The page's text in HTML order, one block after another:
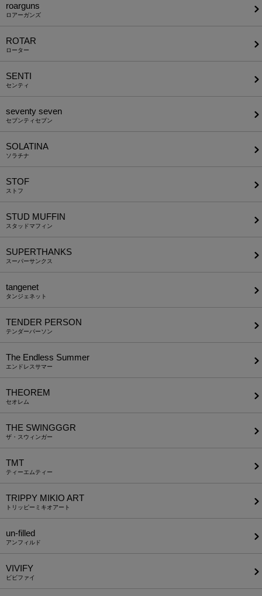
roarguns
ロアーガンズ
ROTAR
ローター
SENTI
センティ
seventy seven
セブンティセブン
SOLATINA
ソラチナ
STOF
ストフ
STUD MUFFIN
スタッドマフィン
SUPERTHANKS
スーパーサンクス
tangenet
タンジェネット
TENDER PERSON
テンダーパーソン
The Endless Summer
エンドレスサマー
THEOREM
セオレム
THE SWINGGGR
ザ・スウィンガー
TMT
ティーエムティー
TRIPPY MIKIO ART
トリッピーミキオアート
un-filled
アンフィルド
VIVIFY
ビビファイ